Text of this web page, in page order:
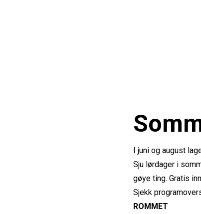
I juni og august
Sju lørdager i
gøye ting. Gratis
Sjekk
ROMMET